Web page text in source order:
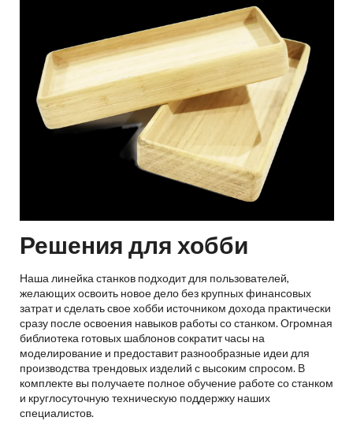
Решения для хобби
Наша линейка станков подходит для пользователей,
желающих освоить новое дело без крупных финансовых
затрат и сделать свое хобби источником дохода практически
сразу после освоения навыков работы со станком. Огромная
библиотека готовых шаблонов сократит часы на
моделирование и предоставит разнообразные идеи для
производства трендовых изделий с высоким спросом. В
комплекте вы получаете полное обучение работе со станком
и круглосуточную техническую поддержку наших
специалистов.